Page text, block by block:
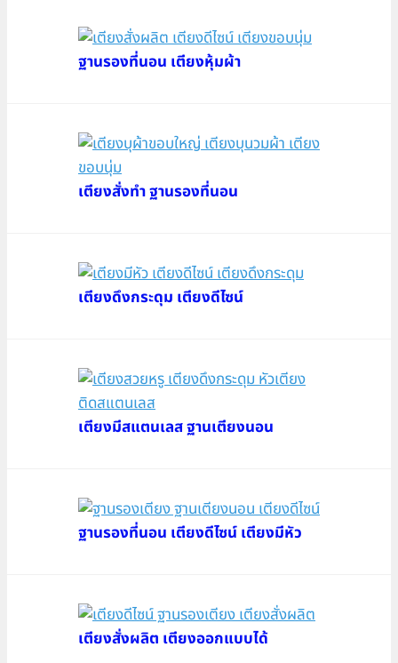
ฐานรองที่นอน เตียงหุ้มผ้า
เตียงสั่งทำ ฐานรองที่นอน
เตียงดึงกระดุม เตียงดีไซน์
เตียงมีสแตนเลส ฐานเตียงนอน
ฐานรองที่นอน เตียงดีไซน์ เตียงมีหัว
เตียงสั่งผลิต เตียงออกแบบได้